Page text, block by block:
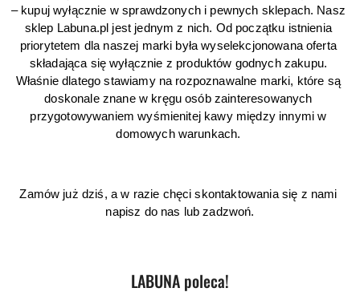
– kupuj wyłącznie w sprawdzonych i pewnych sklepach. Nasz
sklep Labuna.pl jest jednym z nich. Od początku istnienia
priorytetem dla naszej marki była wyselekcjonowana oferta
składająca się wyłącznie z produktów godnych zakupu.
Właśnie dlatego stawiamy na rozpoznawalne marki, które są
doskonale znane w kręgu osób zainteresowanych
przygotowywaniem wyśmienitej kawy między innymi w
domowych warunkach.
Zamów już dziś, a w razie chęci skontaktowania się z nami
napisz do nas lub zadzwoń.
Pomiń karuzelę produktów
Produkty
LABUNA poleca!